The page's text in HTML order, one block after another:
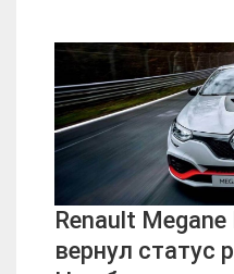
Renault Megane
вернул статус